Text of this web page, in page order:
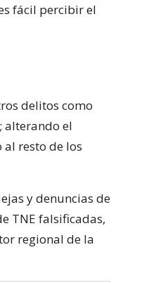
fácil percibir el
delitos como
alterando el
resto de los
y denuncias de
TNE falsificadas,
regional de la